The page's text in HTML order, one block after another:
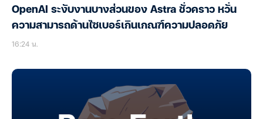
OpenAI ระงับงานบางส่วนของ Astra ชั่วคราว หวั่น
ความสามารถด้านไซเบอร์เกินเกณฑ์ความปลอดภัย
16:24 น.